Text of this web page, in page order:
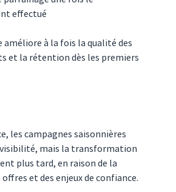
effectué
améliore à la fois la qualité des
et la rétention dès les premiers
les campagnes saisonnières
mais la transformation
plus tard, en raison de la
et des enjeux de confiance.